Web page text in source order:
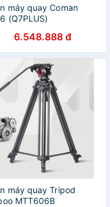
máy quay Coman
(Q7PLUS)
6.548.888 đ
máy quay Tripod
MTT606B